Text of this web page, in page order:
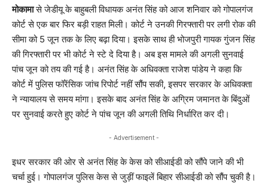
मोकामासे जेडीयू के बाहुबली विधायक अनंत सिंह को आज शनिवार को गोपालगंज
कोर्ट से एक बार फिर बड़ी राहत मिली। कोर्ट ने उनकी गिरफ्तारी पर लगी रोक की
सीमा को 5 जून तक के लिए बढ़ा दिया। इसके साथ ही भोजपुरी गायक गुंजन सिंह
की गिरफ्तारी पर भी कोर्ट ने स्टे दे दिया है। अब इस मामले की अगली सुनवाई
पांच जून को तय की गई है। अनंत सिंह के अधिवक्ता राजेश पांडेय ने कहा कि
कोर्ट में पुलिस फॉरेंसिक जांच रिपोर्ट नहीं सौंप सकी, इसपर सरकार के अधिवक्ता
ने न्यायालय से समय मांगा। इसके बाद अनंत सिंह के अग्रिम जमानत के बिंदुओं
पर सुनवाई करते हुए कोर्ट ने पांच जून की अगली तिथि निर्धारित कर दी।
- Advertisement -
इधर सरकार की ओर से अनंत सिंह के केस को सीआईडी को सौंपे जाने की भी
चर्चा हुई। गोपालगंज पुलिस केस से जुड़ीं फाइलें बिहार सीआईडी को सौंप चुकी है।